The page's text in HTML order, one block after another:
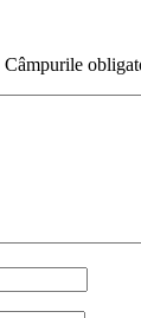
Câmpurile